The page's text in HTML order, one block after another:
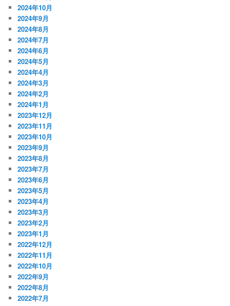
2024年10月
2024年9月
2024年8月
2024年7月
2024年6月
2024年5月
2024年4月
2024年3月
2024年2月
2024年1月
2023年12月
2023年11月
2023年10月
2023年9月
2023年8月
2023年7月
2023年6月
2023年5月
2023年4月
2023年3月
2023年2月
2023年1月
2022年12月
2022年11月
2022年10月
2022年9月
2022年8月
2022年7月